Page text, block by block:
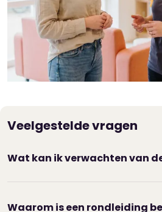
Veelgestelde vragen
Wat kan ik verwachten van
groepen te zien waar je kind
Waarom is een rondleiding